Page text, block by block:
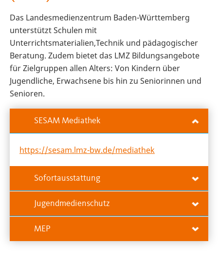
Das Landesmedienzentrum Baden-Württemberg
unterstützt Schulen mit
Unterrichtsmaterialien,Technik und pädagogischer
Beratung. Zudem bietet das LMZ Bildungsangebote
für Zielgruppen allen Alters: Von Kindern über
Jugendliche, Erwachsene bis hin zu Seniorinnen und
Senioren.
SESAM Mediathek
https://sesam.lmz-bw.de/mediathek
Sofortausstattung
Jugendmedienschutz
MEP